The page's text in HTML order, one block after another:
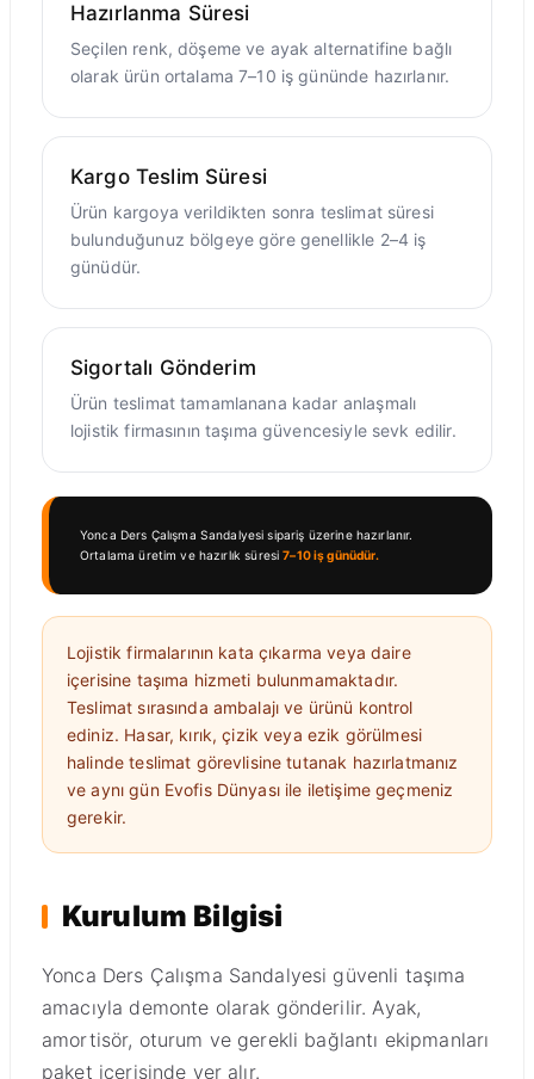
Hazırlanma Süresi
Seçilen renk, döşeme ve ayak alternatifine bağlı
olarak ürün ortalama 7–10 iş gününde hazırlanır.
Kargo Teslim Süresi
Ürün kargoya verildikten sonra teslimat süresi
bulunduğunuz bölgeye göre genellikle 2–4 iş
günüdür.
Sigortalı Gönderim
Ürün teslimat tamamlanana kadar anlaşmalı
lojistik firmasının taşıma güvencesiyle sevk edilir.
Yonca Ders Çalışma Sandalyesi sipariş üzerine hazırlanır.
Ortalama üretim ve hazırlık süresi7–10 iş günüdür.
Lojistik firmalarının kata çıkarma veya daire
içerisine taşıma hizmeti bulunmamaktadır.
Teslimat sırasında ambalajı ve ürünü kontrol
ediniz. Hasar, kırık, çizik veya ezik görülmesi
halinde teslimat görevlisine tutanak hazırlatmanız
ve aynı gün Evofis Dünyası ile iletişime geçmeniz
gerekir.
Kurulum Bilgisi
Yonca Ders Çalışma Sandalyesi güvenli taşıma
amacıyla demonte olarak gönderilir. Ayak,
amortisör, oturum ve gerekli bağlantı ekipmanları
paket içerisinde yer alır.